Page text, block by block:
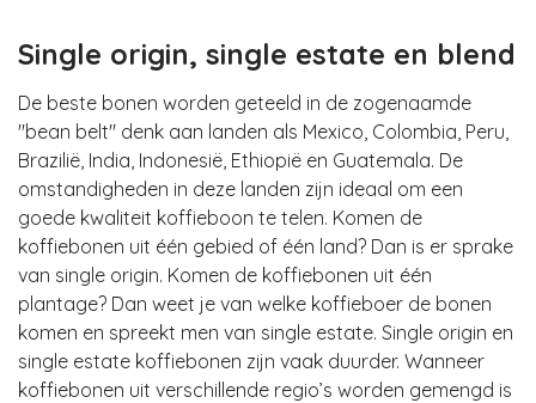
Single origin, single estate en blend
De beste bonen worden geteeld in de zogenaamde
"bean belt" denk aan landen als Mexico, Colombia, Peru,
Brazilië, India, Indonesië, Ethiopië en Guatemala. De
omstandigheden in deze landen zijn ideaal om een
goede kwaliteit koffieboon te telen. Komen de
koffiebonen uit één gebied of één land? Dan is er sprake
van single origin. Komen de koffiebonen uit één
plantage? Dan weet je van welke koffieboer de bonen
komen en spreekt men van single estate. Single origin en
single estate koffiebonen zijn vaak duurder. Wanneer
koffiebonen uit verschillende regio’s worden gemengd is